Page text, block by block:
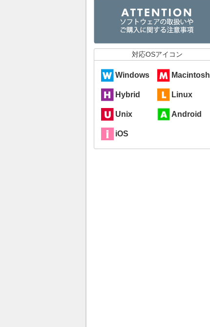
対応OSアイコン
Windows Macintosh
Hybrid Linux
Unix Android
iOS